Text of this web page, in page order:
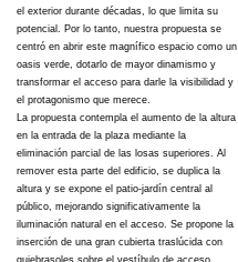
el exterior durante décadas, lo que limita su
potencial. Por lo tanto, nuestra propuesta se
centró en abrir este magnífico espacio como un
oasis verde, dotarlo de mayor dinamismo y
transformar el acceso para darle la visibilidad y
el protagonismo que merece.
La propuesta contempla el aumento de la altura
en la entrada de la plaza mediante la
eliminación parcial de las losas superiores. Al
remover esta parte del edificio, se duplica la
altura y se expone el patio-jardín central al
público, mejorando significativamente la
iluminación natural en el acceso. Se propone la
inserción de una gran cubierta traslúcida con
quiebrasoles sobre el vestíbulo de acceso,